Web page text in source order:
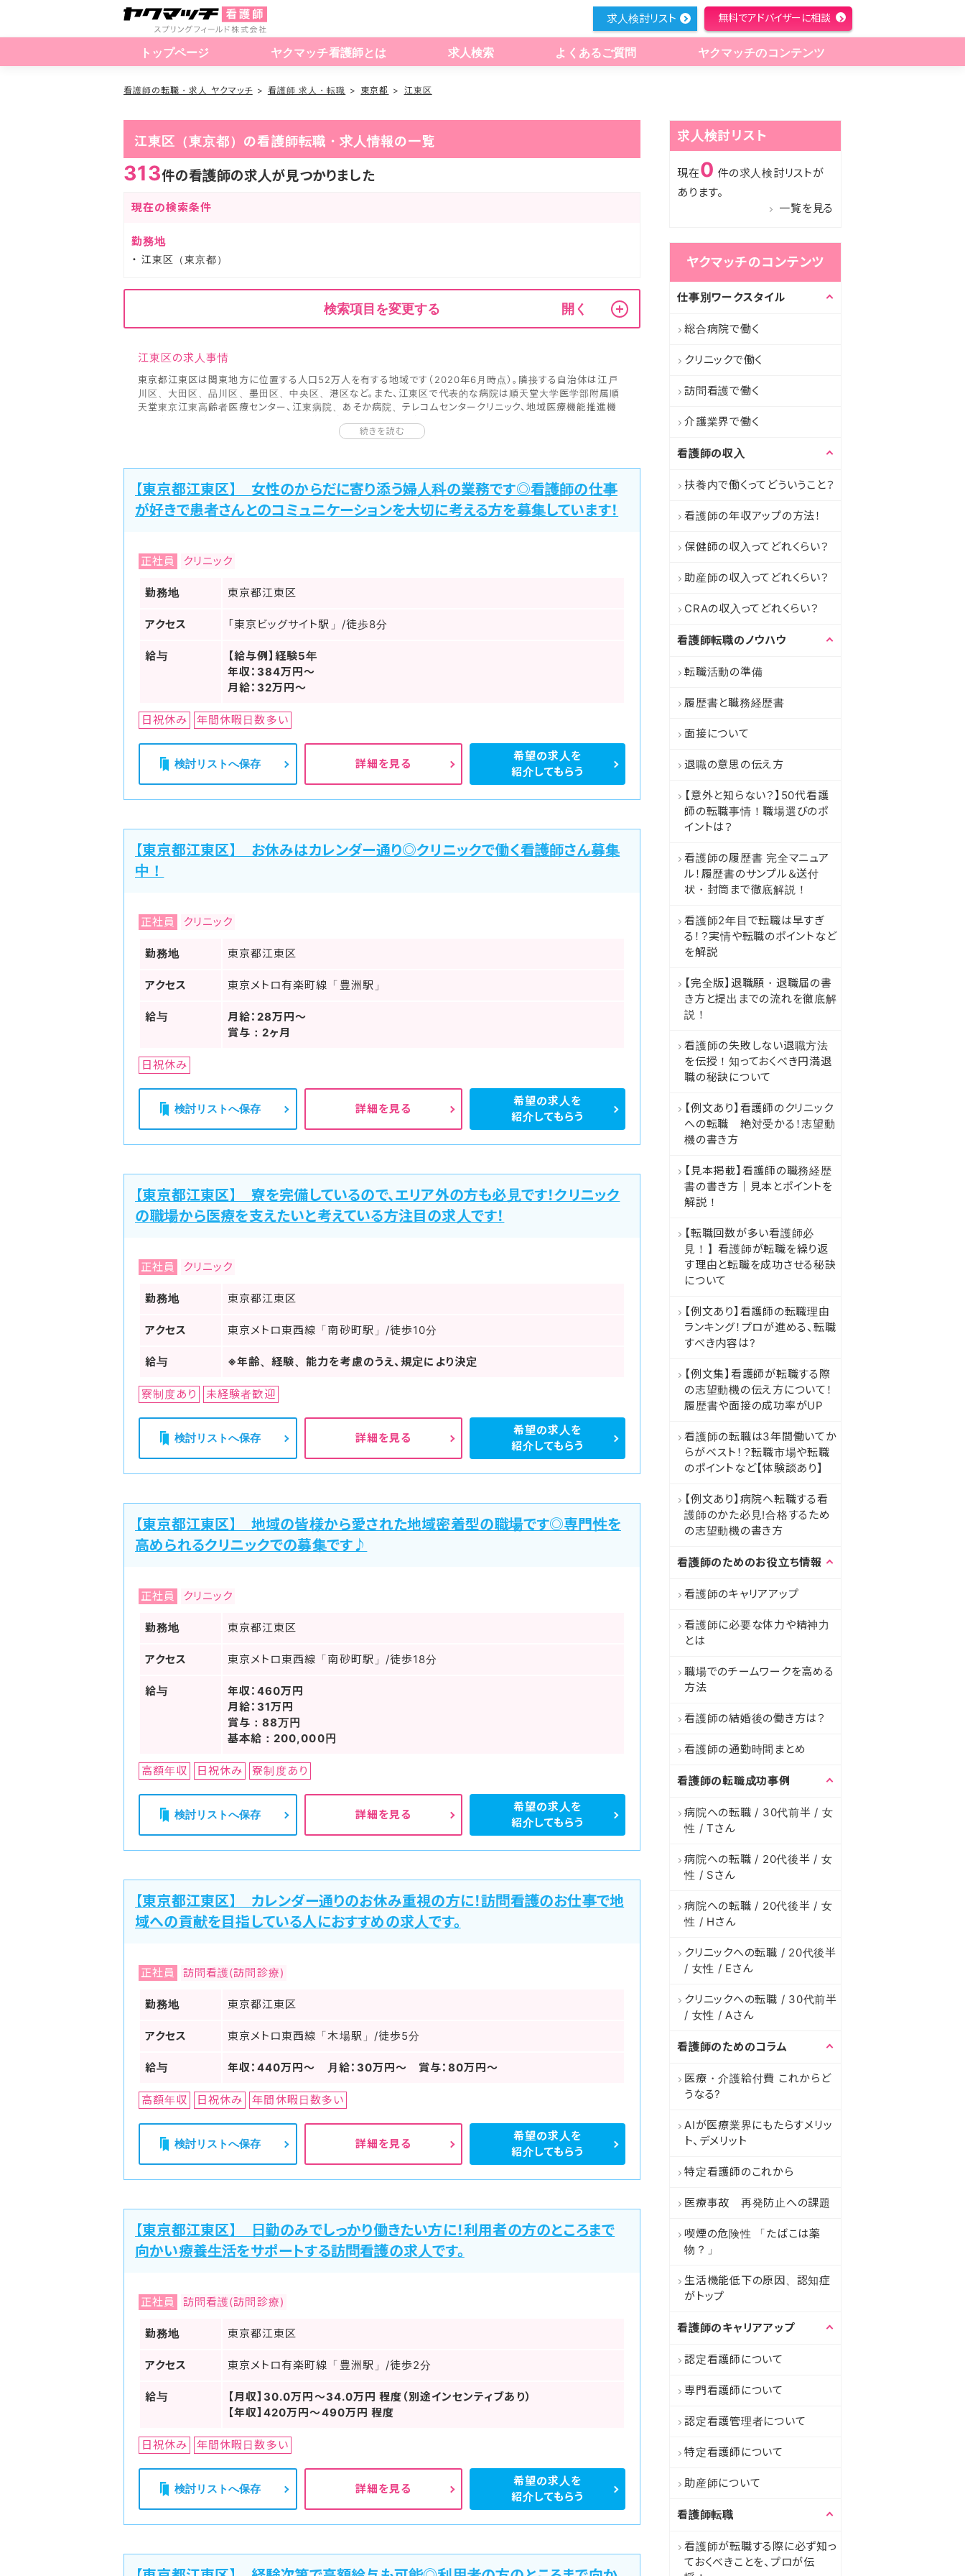
トップページ ヤクマッチ看護師とは 求人検索 よくあるご質問 ヤクマッチのコンテンツ
求人検討リスト 無料でアドバイザーに相談
看護師の転職・求人 ヤクマッチ 看護師 求人・転職 東京都 江東区
江東区（東京都）の看護師転職・求人情報の一覧
313件の看護師の求人が見つかりました
現在の検索条件
勤務地
江東区（東京都）
検索項目を変更する
江東区の求人事情
東京都江東区は関東地方に位置する人口52万人を有する地域です（2020年6月時点）。隣接する自治体は江戸
川区、大田区、品川区、墨田区、中央区、港区など。また、江東区で代表的な病院は順天堂大学医学部附属順
天堂東京江東高齢者医療センター、江東病院、あそか病院、テレコムセンタークリニック、地域医療機能推進機
日本医師会が公開している『地域医療情報システムJMAP』から医療施設に関する情報を見ていきましょう。江東
東京都江東区は東京湾に面している地域であり隅田川と荒川に挟まれた位置に存在しています。数多くの神社仏
閣が建設されている地区としても知られ、有名な寺院が多数あります。江東区の中でも臨海副都心や南砂ちくわ大
規模マンションや医療施設・福祉施設の建設が相次いでおり、今もなお発展が継続。また、人口が増加している
江東区で有名なお祭りといえば深川祭りです。富岡八幡宮で毎年8月15日頃に行われるこのお祭りには多くの観
光客が訪れます。また、毎年秋と冬の2階東京ビッグサイトに行われるコミックマーケットも非常に多くの人が足を
江東区内にある区役所の最寄り駅は東陽町駅であり、区内で利用できる鉄道は総武線、京葉線、亀戸線、東西
ヤクマッチ看護師では、職場環境などリアルな情報もお伝え出来ますので、お気軽にご相談ください！
続きを読む
【東京都江東区】 女性のからだに寄り添う婦人科の業務です◎看護師の仕事
が好きで患者さんとのコミュニケーションを大切に考える方を募集しています！
正社員 クリニック
勤務地 東京都江東区
アクセス 「東京ビッグサイト駅」/徒歩8分
給与
【給与例】経験5年
年収：384万円～
月給：32万円～
日祝休み 年間休暇日数多い
検討リストへ保存 詳細を見る
希望の求人を
紹介してもらう
【東京都江東区】 お休みはカレンダー通り◎クリニックで働く看護師さん募集
中！
正社員 クリニック
勤務地 東京都江東区
アクセス 東京メトロ有楽町線「豊洲駅」
給与
月給：28万円～
賞与：2ヶ月
日祝休み
検討リストへ保存 詳細を見る
希望の求人を
紹介してもらう
【東京都江東区】 寮を完備しているので、エリア外の方も必見です！クリニック
の職場から医療を支えたいと考えている方注目の求人です！
正社員 クリニック
勤務地 東京都江東区
アクセス 東京メトロ東西線「南砂町駅」/徒歩10分
給与 ※年齢、経験、能力を考慮のうえ、規定により決定
寮制度あり 未経験者歓迎
検討リストへ保存 詳細を見る
希望の求人を
紹介してもらう
【東京都江東区】 地域の皆様から愛された地域密着型の職場です◎専門性を
高められるクリニックでの募集です♪
正社員 クリニック
勤務地 東京都江東区
アクセス 東京メトロ東西線「南砂町駅」/徒歩18分
給与
年収：460万円
月給：31万円
賞与：88万円
基本給：200,000円
高額年収 日祝休み 寮制度あり
検討リストへ保存 詳細を見る
希望の求人を
紹介してもらう
【東京都江東区】 カレンダー通りのお休み重視の方に！訪問看護のお仕事で地
域への貢献を目指している人におすすめの求人です。
正社員 訪問看護(訪問診療)
勤務地 東京都江東区
アクセス 東京メトロ東西線「木場駅」/徒歩5分
給与 年収：440万円～ 月給：30万円～ 賞与：80万円～
高額年収 日祝休み 年間休暇日数多い
検討リストへ保存 詳細を見る
希望の求人を
紹介してもらう
【東京都江東区】 日勤のみでしっかり働きたい方に！利用者の方のところまで
向かい療養生活をサポートする訪問看護の求人です。
正社員 訪問看護(訪問診療)
勤務地 東京都江東区
アクセス 東京メトロ有楽町線「豊洲駅」/徒歩2分
給与
【月収】30.0万円～34.0万円 程度（別途インセンティブあり）
【年収】420万円～490万円 程度
日祝休み 年間休暇日数多い
検討リストへ保存 詳細を見る
希望の求人を
紹介してもらう
求人検討リスト
現在0 件の求人検討リストが
あります。
一覧を見る
ヤクマッチのコンテンツ
仕事別ワークスタイル
総合病院で働く
クリニックで働く
訪問看護で働く
介護業界で働く
看護師の収入
扶養内で働くってどういうこと？
看護師の年収アップの方法！
保健師の収入ってどれくらい？
助産師の収入ってどれくらい？
CRAの収入ってどれくらい？
看護師転職のノウハウ
転職活動の準備
履歴書と職務経歴書
面接について
退職の意思の伝え方
【意外と知らない？】50代看護
師の転職事情！職場選びのポ
イントは？
看護師の履歴書 完全マニュア
ル！履歴書のサンプル＆送付
状・封筒まで徹底解説！
看護師2年目で転職は早すぎ
る！？実情や転職のポイントなど
を解説
【完全版】退職願・退職届の書
き方と提出までの流れを徹底解
説！
看護師の失敗しない退職方法
を伝授！知っておくべき円満退
職の秘訣について
【例文あり】看護師のクリニック
への転職 絶対受かる！志望動
機の書き方
【見本掲載】看護師の職務経歴
書の書き方｜見本とポイントを
解説！
【転職回数が多い看護師必
見！】看護師が転職を繰り返
す理由と転職を成功させる秘訣
について
【例文あり】看護師の転職理由
ランキング！プロが進める、転職
すべき内容は?
【例文集】看護師が転職する際
の志望動機の伝え方について！
履歴書や面接の成功率がUP
看護師の転職は3年間働いてか
らがベスト！？転職市場や転職
のポイントなど【体験談あり】
【例文あり】病院へ転職する看
護師のかた必見!合格するため
の志望動機の書き方
看護師のためのお役立ち情報
看護師のキャリアアップ
看護師に必要な体力や精神力
とは
職場でのチームワークを高める
方法
看護師の結婚後の働き方は？
看護師の通勤時間まとめ
看護師の転職成功事例
病院への転職 / 30代前半 / 女
性 / Tさん
病院への転職 / 20代後半 / 女
性 / Sさん
病院への転職 / 20代後半 / 女
性 / Hさん
クリニックへの転職 / 20代後半
/ 女性 / Eさん
クリニックへの転職 / 30代前半
/ 女性 / Aさん
看護師のためのコラム
医療・介護給付費 これからど
うなる?
AIが医療業界にもたらすメリッ
ト、デメリット
特定看護師のこれから
医療事故 再発防止への課題
喫煙の危険性 「たばこは薬
物？」
生活機能低下の原因、認知症
がトップ
看護師のキャリアアップ
認定看護師について
専門看護師について
認定看護管理者について
特定看護師について
助産師について
看護師転職
看護師が転職する際に必ず知っ
ておくべきことを、プロが伝